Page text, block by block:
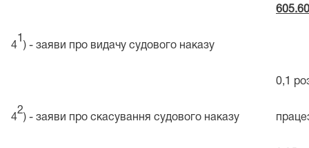
4 ) - заяви про видачу судового наказу
4
2
) - заяви про скасування судового наказу
0,1